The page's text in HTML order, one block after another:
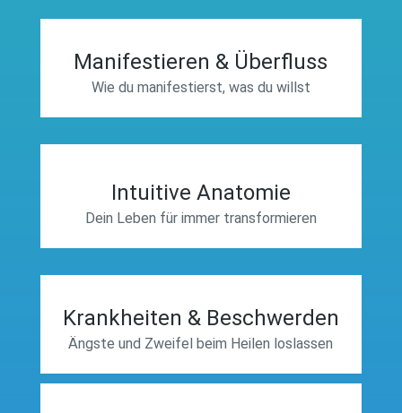
Manifestieren & Überfluss
Wie du manifestierst, was du willst
Intuitive Anatomie
Dein Leben für immer transformieren
Krankheiten & Beschwerden
Ängste und Zweifel beim Heilen loslassen